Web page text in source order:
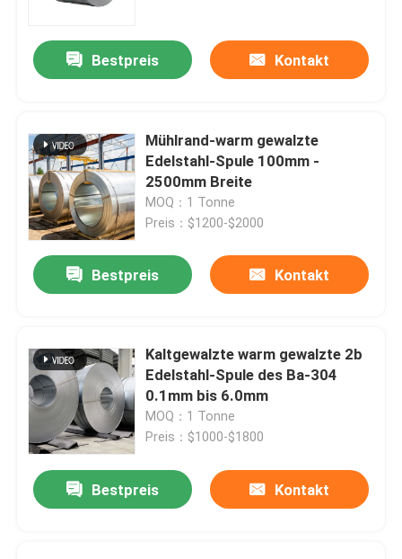
Bestpreis Kontakt
Mühlrand-warm gewalzte
Edelstahl-Spule 100mm -
2500mm Breite
MOQ：1 Tonne
Preis：$1200-$2000
Bestpreis Kontakt
Kaltgewalzte warm gewalzte 2b
Edelstahl-Spule des Ba-304
0.1mm bis 6.0mm
MOQ：1 Tonne
Preis：$1000-$1800
Bestpreis Kontakt